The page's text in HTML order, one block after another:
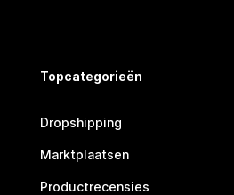
Topcategorieën
Dropshipping
Marktplaatsen
Productrecensies